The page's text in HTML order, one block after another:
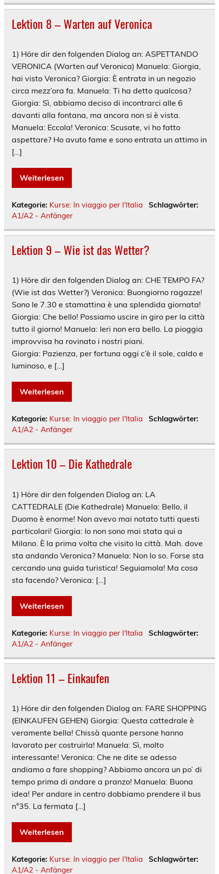
Lektion 8 – Warten auf Veronica
1) Höre dir den folgenden Dialog an: ASPETTANDO
VERONICA (Warten auf Veronica) Manuela: Giorgia,
hai visto Veronica? Giorgia: È entrata in un negozio
circa mezz’ora fa. Manuela: Ti ha detto qualcosa?
Giorgia: Sì, abbiamo deciso di incontrarci alle 6
davanti alla fontana, ma ancora non si è vista.
Manuela: Eccola! Veronica: Scusate, vi ho fatto
aspettare? Ho avuto fame e sono entrata un attimo in
[…]
Weiterlesen
Kategorie: Kurse: In viaggio per l'Italia
Schlagwörter:
A1/A2 - Anfänger
Lektion 9 – Wie ist das Wetter?
1) Höre dir den folgenden Dialog an: CHE TEMPO FA?
(Wie ist das Wetter?) Veronica: Buongiorno ragazze!
Sono le 7.30 e stamattina è una splendida giornata!
Giorgia: Che bello! Possiamo uscire in giro per la città
tutto il giorno! Manuela: Ieri non era bello. La pioggia
improvvisa ha rovinato i nostri piani.
Giorgia: Pazienza, per fortuna oggi c’è il sole, caldo e
luminoso, e […]
Weiterlesen
Kategorie: Kurse: In viaggio per l'Italia
Schlagwörter:
A1/A2 - Anfänger
Lektion 10 – Die Kathedrale
1) Höre dir den folgenden Dialog an: LA
CATTEDRALE (Die Kathedrale) Manuela: Bello, il
Duomo è enorme! Non avevo mai notato tutti questi
particolari! Giorgia: Io non sono mai stata qui a
Milano. È la prima volta che visito la città. Mah. dove
sta andando Veronica? Manuela: Non lo so. Forse sta
cercando una guida turistica! Seguiamola! Ma cosa
sta facendo? Veronica: […]
Weiterlesen
Kategorie: Kurse: In viaggio per l'Italia
Schlagwörter:
A1/A2 - Anfänger
Lektion 11 – Einkaufen
1) Höre dir den folgenden Dialog an: FARE SHOPPING
(EINKAUFEN GEHEN) Giorgia: Questa cattedrale è
veramente bella! Chissà quante persone hanno
lavorato per costruirla! Manuela: Sì, molto
interessante! Veronica: Che ne dite se adesso
andiamo a fare shopping? Abbiamo ancora un po’ di
tempo prima di andare a pranzo! Manuela: Buona
idea! Per andare in centro dobbiamo prendere il bus
n°35. La fermata […]
Weiterlesen
Kategorie: Kurse: In viaggio per l'Italia
Schlagwörter:
A1/A2 - Anfänger